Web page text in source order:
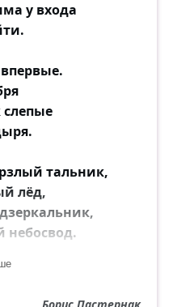
у входа
слепые
тальник,
лёд,
небосвод.